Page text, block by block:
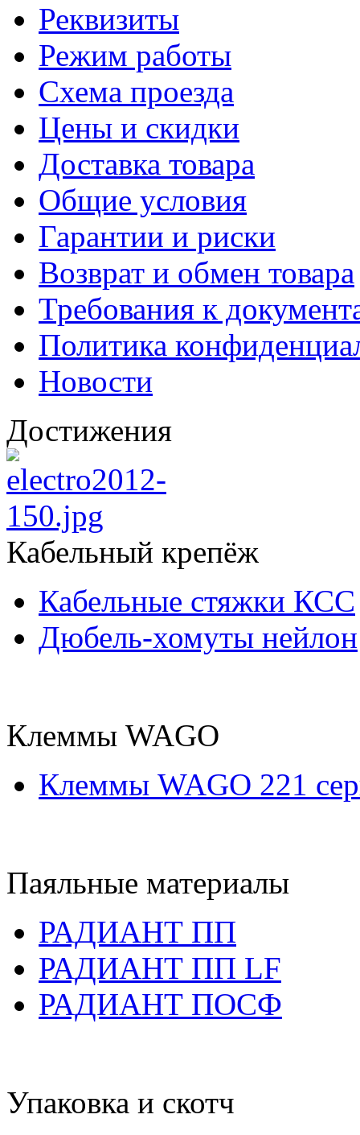
Реквизиты
Режим работы
Схема проезда
Цены и скидки
Доставка товара
Общие условия
Гарантии и риски
Возврат и обмен товара
Требования к
Политика
Новости
Достижения
Кабельный крепёж
Кабельные стяжки КСС
Дюбель-хомуты нейлон
Клеммы WAGO
Клеммы WAGO 221
Паяльные материалы
РАДИАНТ ПП
РАДИАНТ ПП LF
РАДИАНТ ПОСФ
Упаковка и скотч